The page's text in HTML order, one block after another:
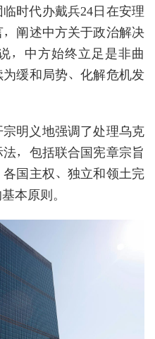
时代办戴兵24日在安理
阐述中方关于政治解决
，中方始终立足是非曲
缓和局势、化解危机发
明义地强调了处理乌克
，包括联合国宪章宗旨
国主权、独立和领土完
本原则。